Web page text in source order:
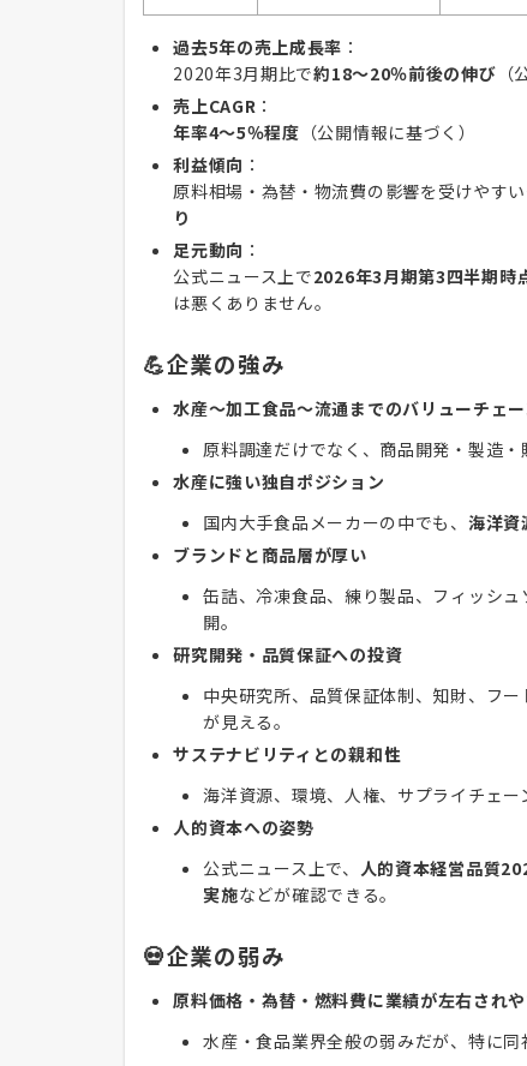
過去5年の売上成長率 ：
2020年3月期比で約18～20％前後の伸び
売上CAGR ：
年率4～5％程度 （公開情報に基づく）
利益傾向 ：
原料相場・為替・物流費の影響を受けやす
り
足元動向 ：
公式ニュース上で2026年3月期第3四半期時
は悪くありません。
💪企業の強み
水産～加工食品～流通までのバリューチェ
原料調達だけでなく、商品開発・製造・
水産に強い独自ポジション
国内大手食品メーカーの中でも、 海洋資
ブランドと商品層が厚い
缶詰、冷凍食品、練り製品、フィッシ
開。
研究開発・品質保証への投資
中央研究所、品質保証体制、知財、フ
が見える。
サステナビリティとの親和性
海洋資源、環境、人権、サプライチェー
人的資本への姿勢
公式ニュース上で、 人的資本経営品質
実施などが確認できる。
💀企業の弱み
原料価格・為替・燃料費に業績が左右され
水産・食品業界全般の弱みだが、特に同